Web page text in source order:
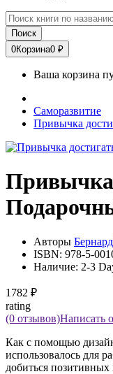
Поиск
0Корзина0 ₽
Ваша корзина
Саморазвитие
Привычка
Привычка
Авторы
ISBN: 978-5-
Наличие: 2-3
1782 ₽
rating
(0 отзывов)Написать
Как с помощью
использовалось для
добиться